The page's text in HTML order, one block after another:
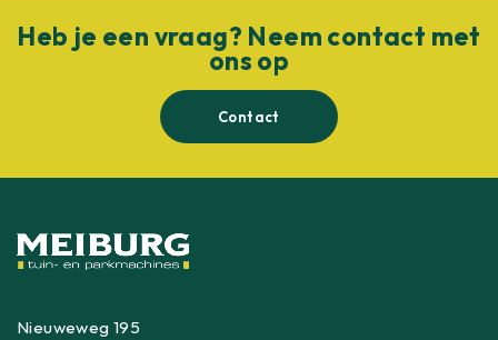
Heb je een vraag? Neem contact met
ons op
Contact
Nieuweweg 195